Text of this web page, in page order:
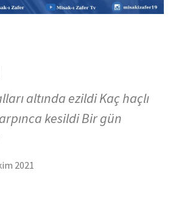
altında ezildi Kaç haçlı
kesildi Bir gün
2021